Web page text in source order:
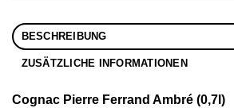
BESCHREIBUNG
ZUSÄTZLICHE INFORMATIONEN
Cognac Pierre Ferrand Ambré (0,7l)